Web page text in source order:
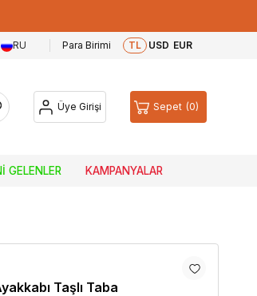
RU Para Birimi TL USD EUR
Üye Girişi Sepet 0
GELENLER KAMPANYALAR
Taşlı Taba